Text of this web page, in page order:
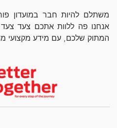
משתלם להיות חבר במועדון
אנחנו פה ללוות אתכם צעד
המתוק שלכם, עם מידע מקצועי